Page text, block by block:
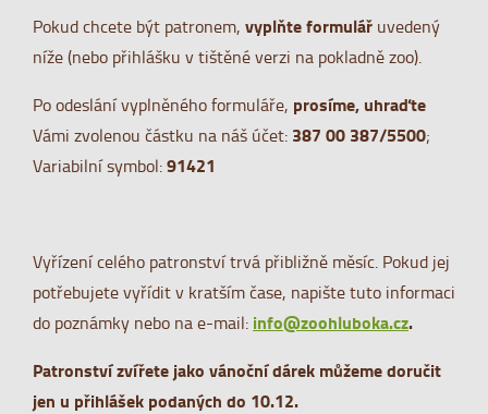
Pokud chcete být patronem, vyplňte formulář uvedený
níže (nebo přihlášku v tištěné verzi na pokladně zoo).
Po odeslání vyplněného formuláře, prosíme, uhraďte
Vámi zvolenou částku na náš účet: 387 00 387/5500;
Variabilní symbol:91421
Vyřízení celého patronství trvá přibližně měsíc. Pokud jej
potřebujete vyřídit v kratším čase, napište tuto informaci
do poznámky nebo na e-mail: info@zoohluboka.cz.
Patronství zvířete jako vánoční dárek můžeme doručit
jen u přihlášek podaných do 10.12.